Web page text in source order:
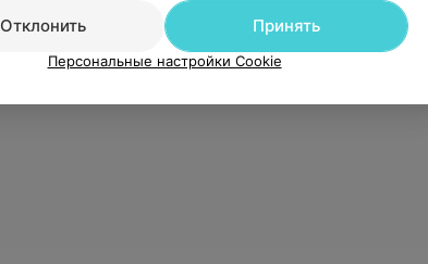
Отклонить
Принять
Персональные настройки Cookie